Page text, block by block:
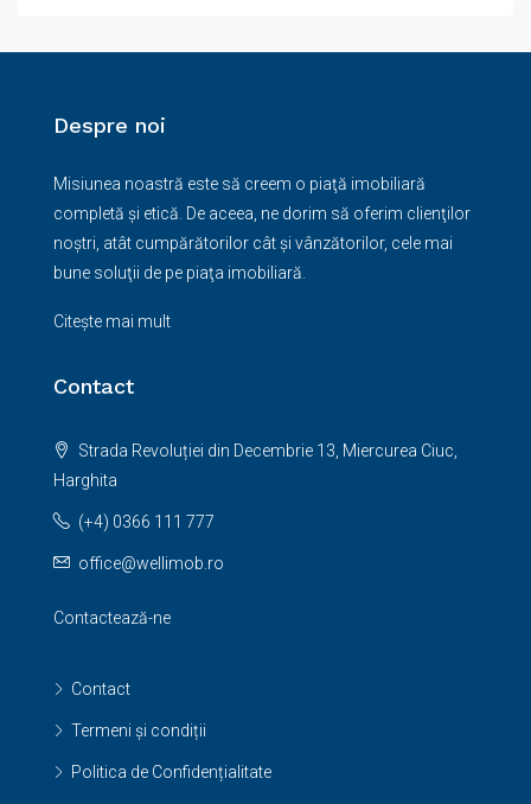
Despre noi
Misiunea noastră este să creem o piaţă imobiliară
completă şi etică. De aceea, ne dorim să oferim clienţilor
noştri, atât cumpărătorilor cât şi vânzătorilor, cele mai
bune soluţii de pe piaţa imobiliară.
Citește mai mult
Contact
Strada Revoluției din Decembrie 13, Miercurea Ciuc,
Harghita
(+4) 0366 111 777
office@wellimob.ro
Contactează-ne
Contact
Termeni și condiții
Politica de Confidențialitate